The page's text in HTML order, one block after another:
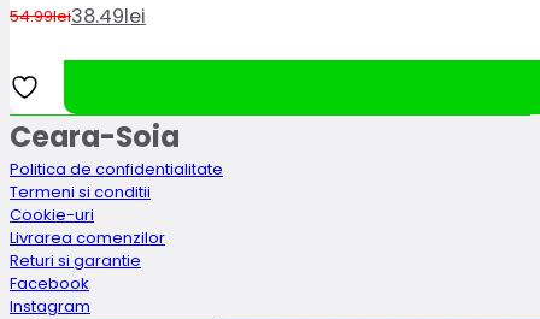
54.99lei
Prețul
a
fost:
54.99lei.
38.49lei
Prețul
curent
este:
38.49lei.
Ceara-Soia
Politica de confidentialitate
Termeni si conditii
Cookie-uri
Livrarea comenzilor
Returi si garantie
Facebook
Instagram